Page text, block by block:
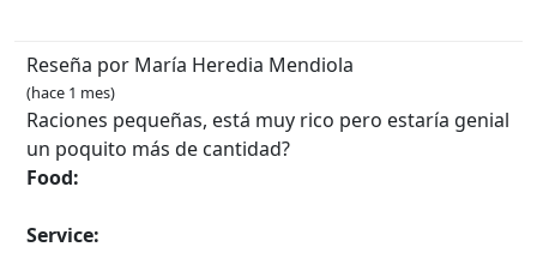
Reseña por María Heredia Mendiola
(hace 1 mes)
Raciones pequeñas, está muy rico pero estaría genial
un poquito más de cantidad?
Food:
Service: